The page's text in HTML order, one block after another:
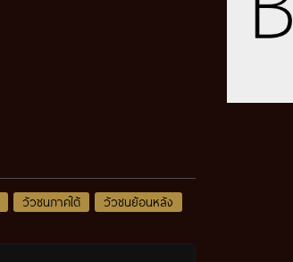
วัวชนภาคใต้ วัวชนย้อนหลัง